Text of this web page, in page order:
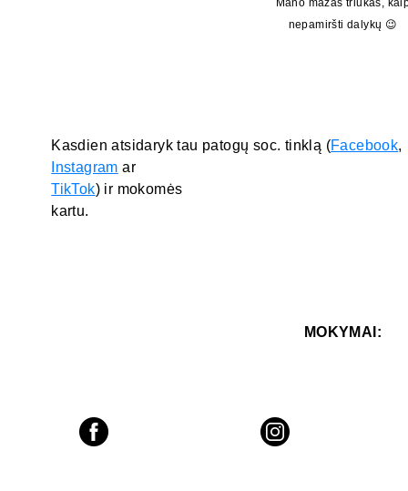
Mano mažas triukas,
nepamiršti dalykų 😉
Kasdien atsidaryk tau patogų soc. tinklą (Facebook,
Instagram ar
TikTok) ir mokomės
kartu.
MOKYMAI: